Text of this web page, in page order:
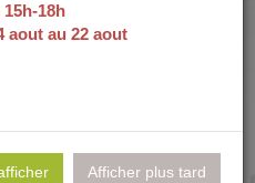
qu'on
15h-18h
aout au 22 aout
Afficher plus tard